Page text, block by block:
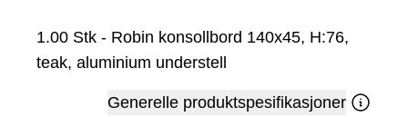
1.00 Stk - Robin konsollbord 140x45, H:76,
teak, aluminium understell
Generelle produktspesifikasjoner